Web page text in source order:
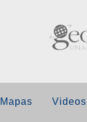
Mapas Videos